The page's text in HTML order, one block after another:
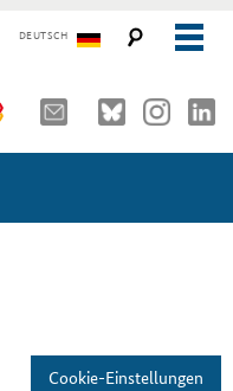
DEUTSCH
Cookie-Einstellungen